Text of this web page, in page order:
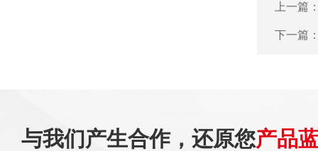
上一篇
下一篇
与我们产生合作，还原您产品